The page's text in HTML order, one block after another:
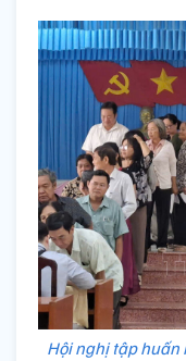
Hội nghị tập huấn